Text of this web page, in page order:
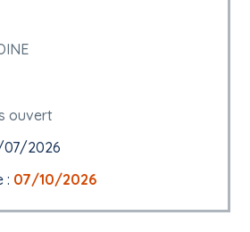
ouvert
07/2026
: 07/10/2026